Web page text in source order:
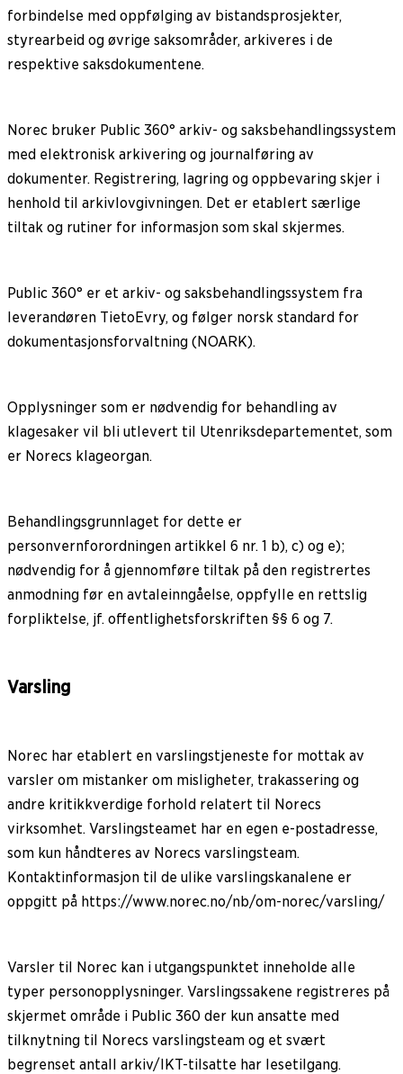
forbindelse med oppfølging av bistandsprosjekter,
styrearbeid og øvrige saksområder, arkiveres i de
respektive saksdokumentene.
Norec bruker Public 360° arkiv- og saksbehandlingssystem
med elektronisk arkivering og journalføring av
dokumenter. Registrering, lagring og oppbevaring skjer i
henhold til arkivlovgivningen. Det er etablert særlige
tiltak og rutiner for informasjon som skal skjermes.
Public 360° er et arkiv- og saksbehandlingssystem fra
leverandøren TietoEvry, og følger norsk standard for
dokumentasjonsforvaltning (NOARK).
Opplysninger som er nødvendig for behandling av
klagesaker vil bli utlevert til Utenriksdepartementet, som
er Norecs klageorgan.
Behandlingsgrunnlaget for dette er
personvernforordningen artikkel 6 nr. 1 b), c) og e);
nødvendig for å gjennomføre tiltak på den registrertes
anmodning før en avtaleinngåelse, oppfylle en rettslig
forpliktelse, jf. offentlighetsforskriften §§ 6 og 7.
Varsling
Norec har etablert en varslingstjeneste for mottak av
varsler om mistanker om misligheter, trakassering og
andre kritikkverdige forhold relatert til Norecs
virksomhet. Varslingsteamet har en egen e-postadresse,
som kun håndteres av Norecs varslingsteam.
Kontaktinformasjon til de ulike varslingskanalene er
oppgitt på https://www.norec.no/nb/om-norec/varsling/
Varsler til Norec kan i utgangspunktet inneholde alle
typer personopplysninger. Varslingssakene registreres på
skjermet område i Public 360 der kun ansatte med
tilknytning til Norecs varslingsteam og et svært
begrenset antall arkiv/IKT-tilsatte har lesetilgang.